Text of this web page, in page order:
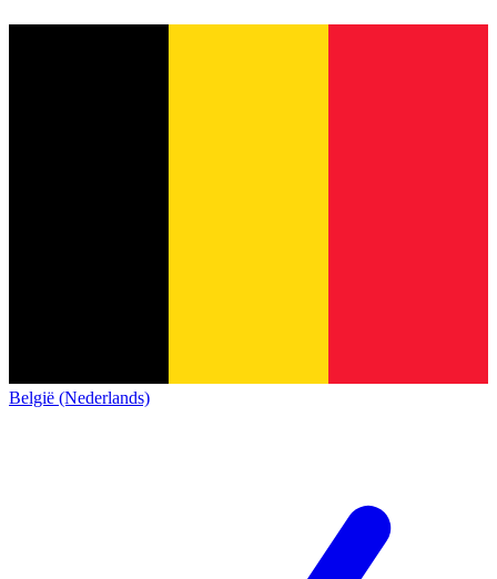
België (Nederlands)